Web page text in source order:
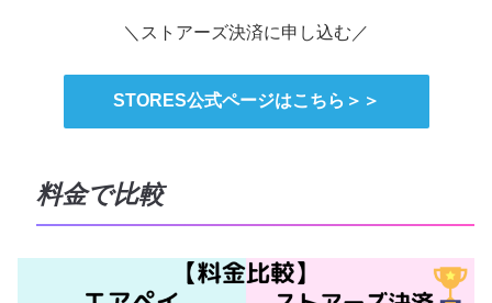
＼ストアーズ決済に申し込む／
STORES公式ページはこちら＞＞
料金で比較